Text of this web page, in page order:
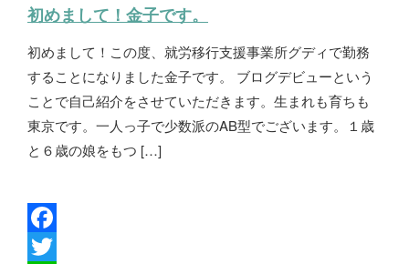
o
o
k
t
e
r
e
初めまして！金子です。
初めまして！この度、就労移行支援事業所グディで勤務
することになりました金子です。 ブログデビューという
ことで自己紹介をさせていただきます。生まれも育ちも
東京です。一人っ子で少数派のAB型でございます。１歳
と６歳の娘をもつ […]
F